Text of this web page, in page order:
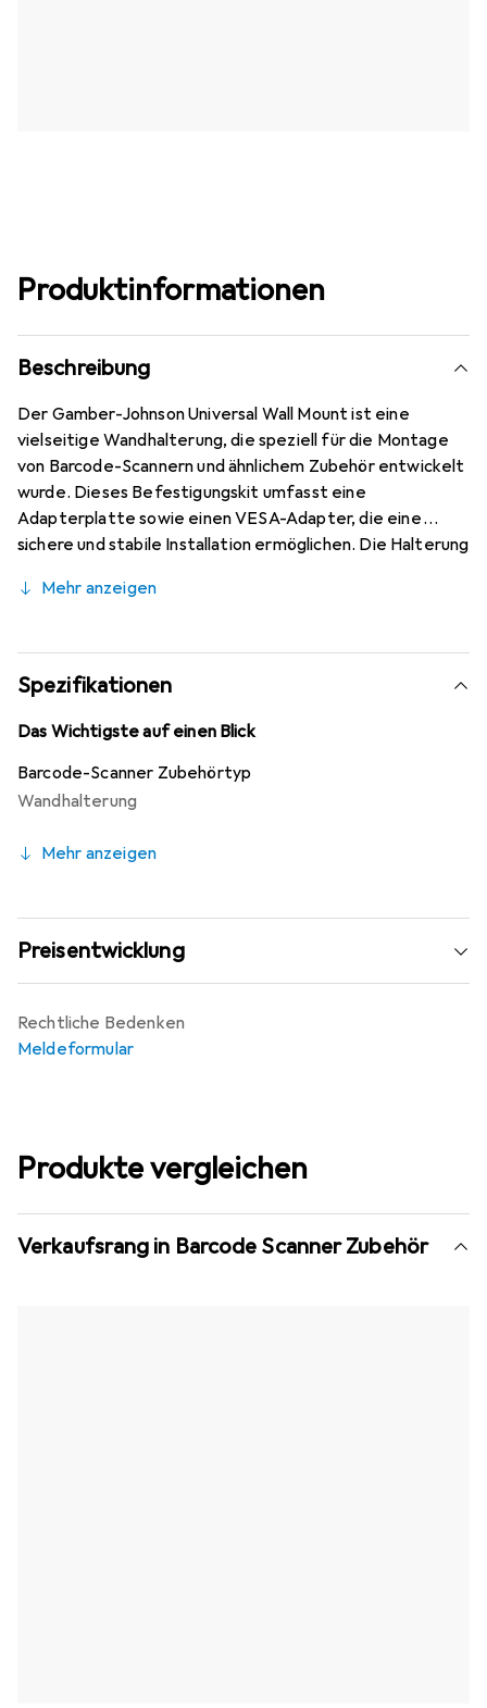
Produktinformationen
Beschreibung
Der Gamber-Johnson Universal Wall Mount ist eine
vielseitige Wandhalterung, die speziell für die Montage
von Barcode-Scannern und ähnlichem Zubehör entwickelt
wurde. Dieses Befestigungskit umfasst eine
Adapterplatte sowie einen VESA-Adapter, die eine
sichere und stabile Installation ermöglichen. Die Halterung
Pulverbeschichtung versehen, die nicht nur für eine
Schutz bietet. Mit kompakten Abmessungen und einem
durchdachten Design ist dieser Universaladapter ideal für
den Einsatz in verschiedenen Umgebungen, sei es im
Einzelhandel, in Lagerräumen oder in anderen
Flexibilität in der Anwendung machen ihn zu einer
praktischen Lösung für die Organisation und den Zugriff
Mehr anzeigen
Spezifikationen
Das Wichtigste auf einen Blick
Barcode-Scanner Zubehörtyp
Wandhalterung
Mehr anzeigen
Preisentwicklung
Rechtliche Bedenken
Meldeformular
Produkte vergleichen
Verkaufsrang in Barcode Scanner Zubehör